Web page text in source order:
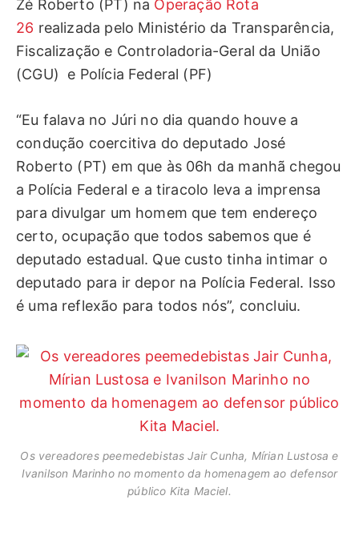
Zé Roberto (PT) na Operação Rota
26 realizada pelo Ministério da Transparência,
Fiscalização e Controladoria-Geral da União
(CGU) e Polícia Federal (PF)
“Eu falava no Júri no dia quando houve a
condução coercitiva do deputado José
Roberto (PT) em que às 06h da manhã chegou
a Polícia Federal e a tiracolo leva a imprensa
para divulgar um homem que tem endereço
certo, ocupação que todos sabemos que é
deputado estadual. Que custo tinha intimar o
deputado para ir depor na Polícia Federal. Isso
é uma reflexão para todos nós”, concluiu.
Os vereadores peemedebistas Jair Cunha, Mírian Lustosa e
Ivanilson Marinho no momento da homenagem ao defensor
público Kita Maciel.